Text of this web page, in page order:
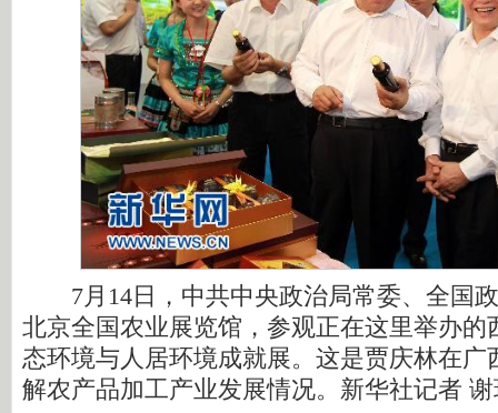
7月14日，中共中央政治局常委、全国
北京全国农业展览馆，参观正在这里举办的
态环境与人居环境成就展。这是贾庆林在广
解农产品加工产业发展情况。新华社记者